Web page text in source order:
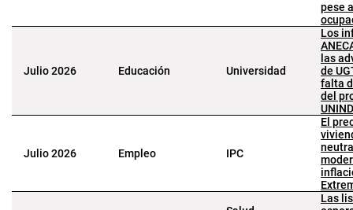
pese
Julio 2026 Educación Universidad
Los
las
de
falta
del
Julio 2026 Empleo IPC
El
Las